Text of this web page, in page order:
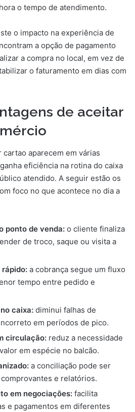
o tempo de atendimento.
o impacto na experiência de
a opção de pagamento
a compra no local, em vez de
o faturamento em dias com
de aceitar
aparecem em várias
eficiência na rotina do caixa
atendido. A seguir estão os
foco no que acontece no dia a
ponto de venda: o cliente finaliza
de troco, saque ou visita a
rápido: a cobrança segue um fluxo
tempo entre pedido e
caixa: diminui falhas de
em períodos de pico.
circulação: reduz a necessidade
em espécie no balcão.
a conciliação pode ser
e relatórios.
em negociações: facilita
e pagamentos em diferentes